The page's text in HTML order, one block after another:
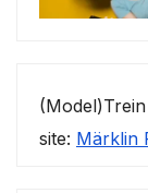
site: Märklin